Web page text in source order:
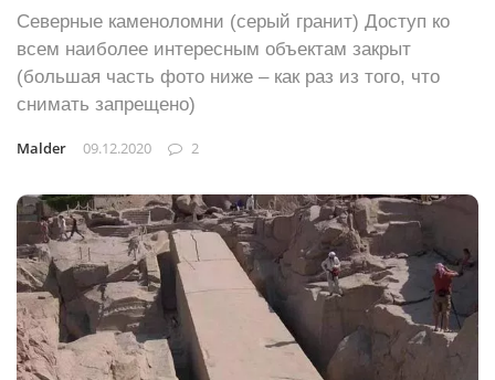
Северные каменоломни (серый гранит) Доступ ко
всем наиболее интересным объектам закрыт
(большая часть фото ниже – как раз из того, что
снимать запрещено)
Malder 09.12.2020 2